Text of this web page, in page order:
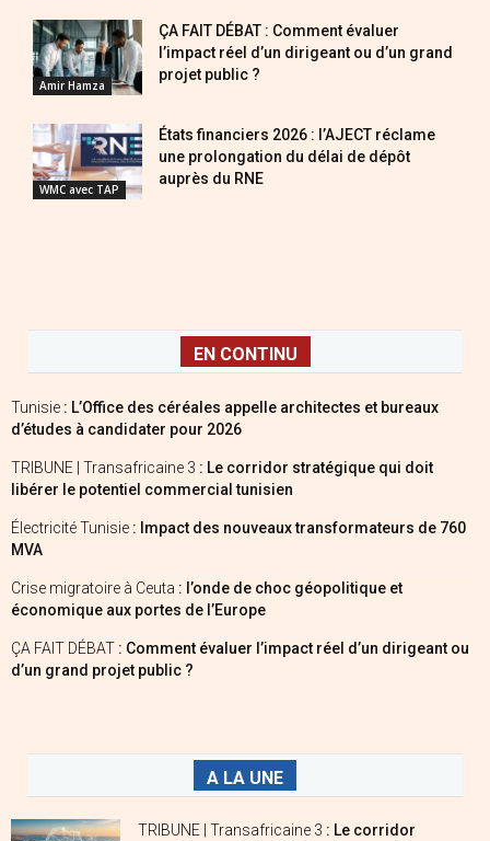
Amir Hamza
ÇA FAIT DÉBAT : Comment évaluer
l’impact réel d’un dirigeant ou d’un grand
projet public ?
WMC avec TAP
États financiers 2026 : l’AJECT réclame
une prolongation du délai de dépôt
auprès du RNE
EN CONTINU
Tunisie : L’Office des céréales appelle architectes et bureaux
d’études à candidater pour 2026
TRIBUNE | Transafricaine 3 : Le corridor stratégique qui doit
libérer le potentiel commercial tunisien
Électricité Tunisie : Impact des nouveaux transformateurs de 760
MVA
Crise migratoire à Ceuta : l’onde de choc géopolitique et
économique aux portes de l’Europe
ÇA FAIT DÉBAT : Comment évaluer l’impact réel d’un dirigeant ou
d’un grand projet public ?
A LA UNE
TRIBUNE | Transafricaine 3 : Le corridor